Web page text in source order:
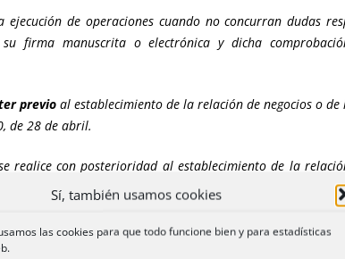
Sí, también usamos cookies
las cookies para que todo funcione bien y para estadísticas
de operaciones cuando no concurran dudas
firma manuscrita o electrónica y dicha
previo al establecimiento de la relación de negocios o
de 28 de abril.
realice con posterioridad al establecimiento de la
incluirán la limitación del número, tipo y